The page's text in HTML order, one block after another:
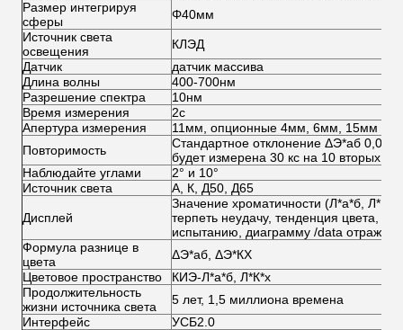
Размер интегрируя
сферы
Φ40мм
Источник света
освещения
КЛЭД
Датчик
датчик массива
Длина волны
400-700нм
Разрешение спектра
10нм
Время измерения
2с
Апертура измерения
11мм, опционные 4мм, 6мм, 15мм
Повторимость
Стандартное отклонение ΔЭ*аб 0,08
будет измерена 30 кс на 10 вторых
Наблюдайте углами
2° и 10°
Источник света
А, К, Д50, Д65
Дисплей
Значение хроматичности (Л*а*б,
терпеть неудачу, тенденция цвета,
испытанию, диаграмму /data
Формула разнице в
цвета
ΔЭ*аб, ΔЭ*КХ
Цветовое пространство
КИЭ-Л*а*б, Л*К*х
Продолжительность
жизни источника света
5 лет, 1,5 миллиона времена
Интерфейс
УСБ2.0